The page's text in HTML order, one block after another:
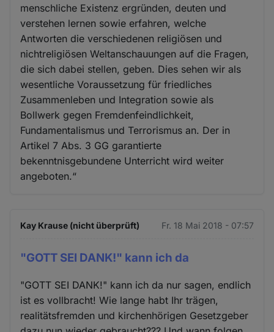
menschliche Existenz ergründen, deuten und
verstehen lernen sowie erfahren, welche
Antworten die verschiedenen religiösen und
nichtreligiösen Weltanschauungen auf die Fragen,
die sich dabei stellen, geben. Dies sehen wir als
wesentliche Voraussetzung für friedliches
Zusammenleben und Integration sowie als
Bollwerk gegen Fremdenfeindlichkeit,
Fundamentalismus und Terrorismus an. Der in
Artikel 7 Abs. 3 GG garantierte
bekenntnisgebundene Unterricht wird weiter
angeboten.“
Kay Krause (nicht überprüft) Fr. 18 Mai 2018 - 07:57
"GOTT SEI DANK!" kann ich da
"GOTT SEI DANK!" kann ich da nur sagen, endlich
ist es vollbracht! Wie lange habt Ihr trägen,
realitätsfremden und kirchenhörigen Gesetzgeber